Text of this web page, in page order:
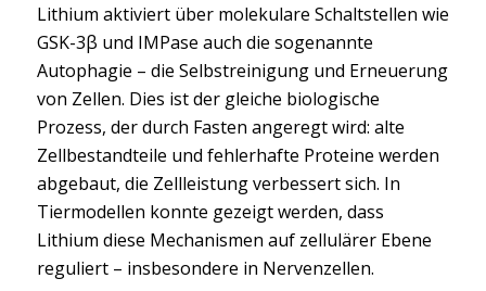
Lithium aktiviert über molekulare Schaltstellen wie
GSK-3β und IMPase auch die sogenannte
Autophagie – die Selbstreinigung und Erneuerung
von Zellen. Dies ist der gleiche biologische
Prozess, der durch Fasten angeregt wird: alte
Zellbestandteile und fehlerhafte Proteine werden
abgebaut, die Zellleistung verbessert sich. In
Tiermodellen konnte gezeigt werden, dass
Lithium diese Mechanismen auf zellulärer Ebene
reguliert – insbesondere in Nervenzellen.